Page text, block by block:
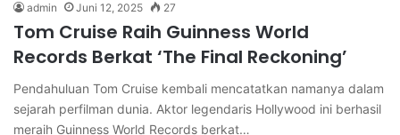
admin Juni 12, 2025 27
Tom Cruise Raih Guinness World
Records Berkat ‘The Final Reckoning’
Pendahuluan Tom Cruise kembali mencatatkan namanya dalam
sejarah perfilman dunia. Aktor legendaris Hollywood ini berhasil
meraih Guinness World Records berkat…